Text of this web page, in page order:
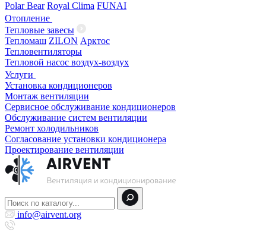
Polar Bear Royal Clima FUNAI
Отопление
Тепловые завесы
Тепломаш ZILON Арктос
Тепловентиляторы
Тепловой насос воздух-воздух
Услуги
Установка кондиционеров
Монтаж вентиляции
Сервисное обслуживание кондиционеров
Обслуживание систем вентиляции
Ремонт холодильников
Согласование установки кондиционера
Проектирование вентиляции
info@airvent.org